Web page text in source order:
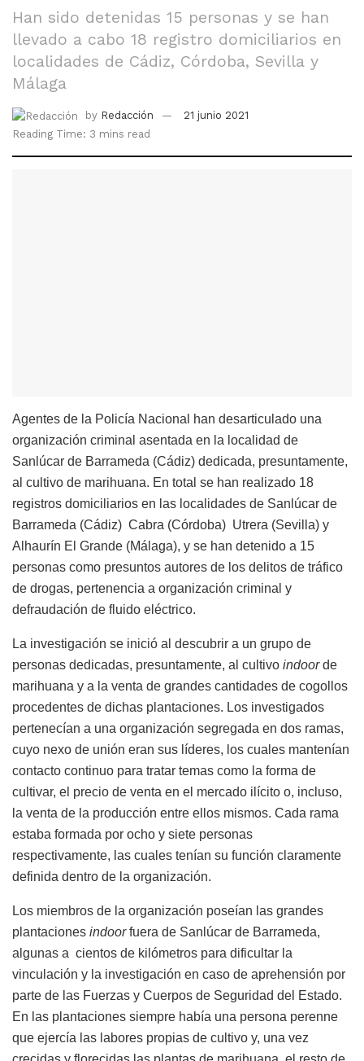
Han sido detenidas 15 personas y se han
llevado a cabo 18 registro domiciliarios en
localidades de Cádiz, Córdoba, Sevilla y
Málaga
by Redacción
21 junio 2021
Reading Time: 3 mins read
Agentes de la Policía Nacional han desarticulado una
organización criminal asentada en la localidad de
Sanlúcar de Barrameda (Cádiz) dedicada, presuntamente,
al cultivo de marihuana. En total se han realizado 18
registros domiciliarios en las localidades de Sanlúcar de
Barrameda (Cádiz) Cabra (Córdoba) Utrera (Sevilla) y
Alhaurín El Grande (Málaga), y se han detenido a 15
personas como presuntos autores de los delitos de tráfico
de drogas, pertenencia a organización criminal y
defraudación de fluido eléctrico.
La investigación se inició al descubrir a un grupo de
personas dedicadas, presuntamente, al cultivo indoorde
marihuana y a la venta de grandes cantidades de cogollos
procedentes de dichas plantaciones. Los investigados
pertenecían a una organización segregada en dos ramas,
cuyo nexo de unión eran sus líderes, los cuales mantenían
contacto continuo para tratar temas como la forma de
cultivar, el precio de venta en el mercado ilícito o, incluso,
la venta de la producción entre ellos mismos. Cada rama
estaba formada por ocho y siete personas
respectivamente, las cuales tenían su función claramente
definida dentro de la organización.
Los miembros de la organización poseían las grandes
plantaciones indoorfuera de Sanlúcar de Barrameda,
algunas a cientos de kilómetros para dificultar la
vinculación y la investigación en caso de aprehensión por
parte de las Fuerzas y Cuerpos de Seguridad del Estado.
En las plantaciones siempre había una persona perenne
que ejercía las labores propias de cultivo y, una vez